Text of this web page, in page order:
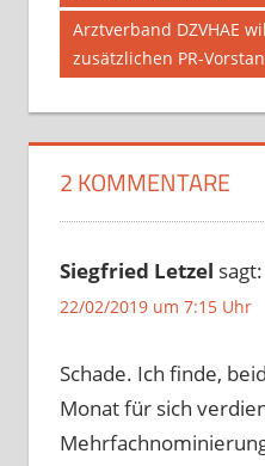
Nächster
Beitrag:
Arztverband DZVHAE
zusätzlichen PR-
2 KOMMENTARE
Siegfried Letzel sagt:
22/02/2019 um 7:15 Uhr
Schade. Ich finde,
Monat für sich